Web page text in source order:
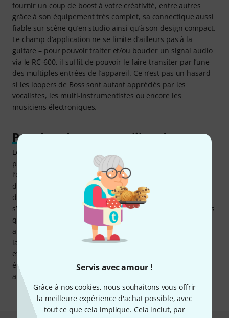
Servis avec amour !
Grâce à nos cookies, nous souhaitons vous offrir
la meilleure expérience d'achat possible, avec
tout ce que cela implique. Cela inclut, par
fournir un coup de boost à votre créativité, entre autres
grâce à son équipement très complet, sa connectique aussi
fiable sur scène qu’en studio ainsi qu’à son design compact.
Le champ d’application ne se limite d’ailleurs pas à la
guitare – pour pouvoir traiter et/ou boucler un signal audio
via le RC-600, il suffit de pouvoir le faire transiter par l’une
des multiples entrées de l’appareil. Ce n’est pas un hasard
si les loopers de Boss sont autant appréciés par les
vocalistes, les multi-instrumentistes ou encore les
musiciens électroniques.
Pour boucler en toute liberté
Le RC-600 couvre de nombreux champs d’application. On
peut par exemple l’utiliser pour s’enregistrer pendant que
l’on est en train de s’exercer ou de composer, pour
déformer des pistes audio ou bien encore comme outil
d’expression efficace sur scène. Dans tous ces domaines, il
s’impose par sa haute qualité sonore et les nombreux outils
qu’il offre pour retravailler les boucles enregistrées. Si l’on
ajoute la riche connectique, la section d’effets très fournie,
la boîte à rythmes intégrée ainsi que la compatibilité MIDI
et USB, on obtient avec le RC-600 un outil d’un potentiel
énorme, et ouvert à tous : guitaristes, vocalistes, DJs ou
autres esprits créatifs.